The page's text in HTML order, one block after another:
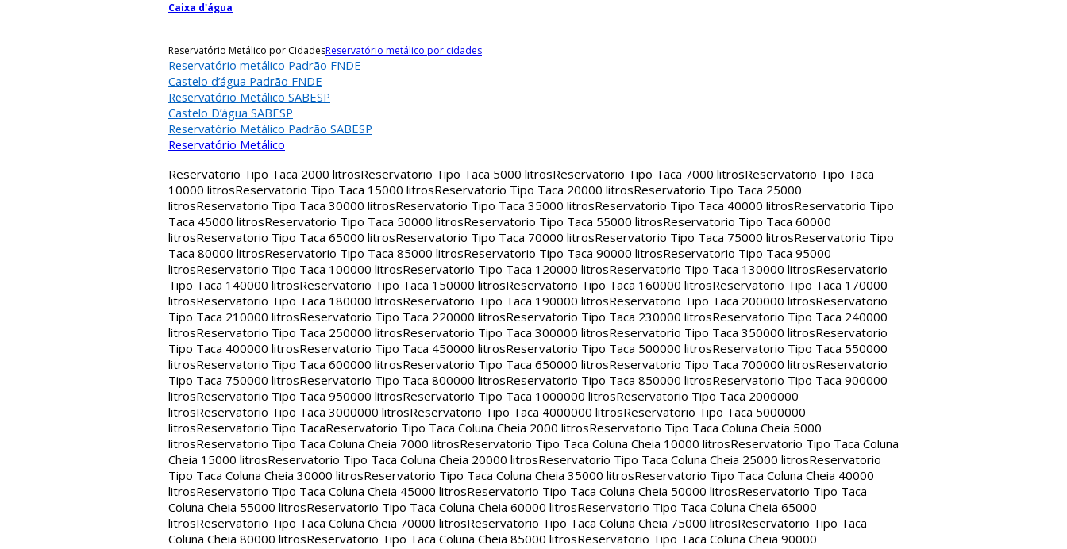
Caixa d'água
Reservatório Metálico por CidadesReservatório metálico por cidades
Reservatório metálico Padrão FNDE
Castelo d’água Padrão FNDE
Reservatório Metálico SABESP
Castelo D’água SABESP
Reservatório Metálico Padrão SABESP
Reservatório Metálico
Reservatorio Tipo Taca 2000 litrosReservatorio Tipo Taca 5000 litrosReservatorio Tipo Taca 7000 litrosReservatorio Tipo Taca
10000 litrosReservatorio Tipo Taca 15000 litrosReservatorio Tipo Taca 20000 litrosReservatorio Tipo Taca 25000
litrosReservatorio Tipo Taca 30000 litrosReservatorio Tipo Taca 35000 litrosReservatorio Tipo Taca 40000 litrosReservatorio Tipo
Taca 45000 litrosReservatorio Tipo Taca 50000 litrosReservatorio Tipo Taca 55000 litrosReservatorio Tipo Taca 60000
litrosReservatorio Tipo Taca 65000 litrosReservatorio Tipo Taca 70000 litrosReservatorio Tipo Taca 75000 litrosReservatorio Tipo
Taca 80000 litrosReservatorio Tipo Taca 85000 litrosReservatorio Tipo Taca 90000 litrosReservatorio Tipo Taca 95000
litrosReservatorio Tipo Taca 100000 litrosReservatorio Tipo Taca 120000 litrosReservatorio Tipo Taca 130000 litrosReservatorio
Tipo Taca 140000 litrosReservatorio Tipo Taca 150000 litrosReservatorio Tipo Taca 160000 litrosReservatorio Tipo Taca 170000
litrosReservatorio Tipo Taca 180000 litrosReservatorio Tipo Taca 190000 litrosReservatorio Tipo Taca 200000 litrosReservatorio
Tipo Taca 210000 litrosReservatorio Tipo Taca 220000 litrosReservatorio Tipo Taca 230000 litrosReservatorio Tipo Taca 240000
litrosReservatorio Tipo Taca 250000 litrosReservatorio Tipo Taca 300000 litrosReservatorio Tipo Taca 350000 litrosReservatorio
Tipo Taca 400000 litrosReservatorio Tipo Taca 450000 litrosReservatorio Tipo Taca 500000 litrosReservatorio Tipo Taca 550000
litrosReservatorio Tipo Taca 600000 litrosReservatorio Tipo Taca 650000 litrosReservatorio Tipo Taca 700000 litrosReservatorio
Tipo Taca 750000 litrosReservatorio Tipo Taca 800000 litrosReservatorio Tipo Taca 850000 litrosReservatorio Tipo Taca 900000
litrosReservatorio Tipo Taca 950000 litrosReservatorio Tipo Taca 1000000 litrosReservatorio Tipo Taca 2000000
litrosReservatorio Tipo Taca 3000000 litrosReservatorio Tipo Taca 4000000 litrosReservatorio Tipo Taca 5000000
litrosReservatorio Tipo TacaReservatorio Tipo Taca Coluna Cheia 2000 litrosReservatorio Tipo Taca Coluna Cheia 5000
litrosReservatorio Tipo Taca Coluna Cheia 7000 litrosReservatorio Tipo Taca Coluna Cheia 10000 litrosReservatorio Tipo Taca Coluna
Cheia 15000 litrosReservatorio Tipo Taca Coluna Cheia 20000 litrosReservatorio Tipo Taca Coluna Cheia 25000 litrosReservatorio
Tipo Taca Coluna Cheia 30000 litrosReservatorio Tipo Taca Coluna Cheia 35000 litrosReservatorio Tipo Taca Coluna Cheia 40000
litrosReservatorio Tipo Taca Coluna Cheia 45000 litrosReservatorio Tipo Taca Coluna Cheia 50000 litrosReservatorio Tipo Taca
Coluna Cheia 55000 litrosReservatorio Tipo Taca Coluna Cheia 60000 litrosReservatorio Tipo Taca Coluna Cheia 65000
litrosReservatorio Tipo Taca Coluna Cheia 70000 litrosReservatorio Tipo Taca Coluna Cheia 75000 litrosReservatorio Tipo Taca
Coluna Cheia 80000 litrosReservatorio Tipo Taca Coluna Cheia 85000 litrosReservatorio Tipo Taca Coluna Cheia 90000